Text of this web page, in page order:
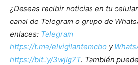
¿Deseas recibir noticias en tu
canal de Telegram o grupo de
enlaces: Telegram
https://t.me/elvigilantemcbo y
https://bit.ly/3wjIg7T. También